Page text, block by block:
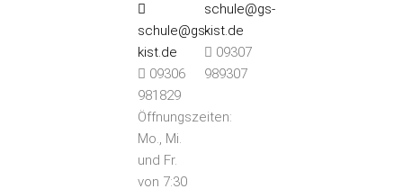
schule@gs-
kist.de
09306
981829
Öffnungszeiten:
Mo., Mi.
und Fr.
von 7:30
schule@gs-
kist.de
09307
989307